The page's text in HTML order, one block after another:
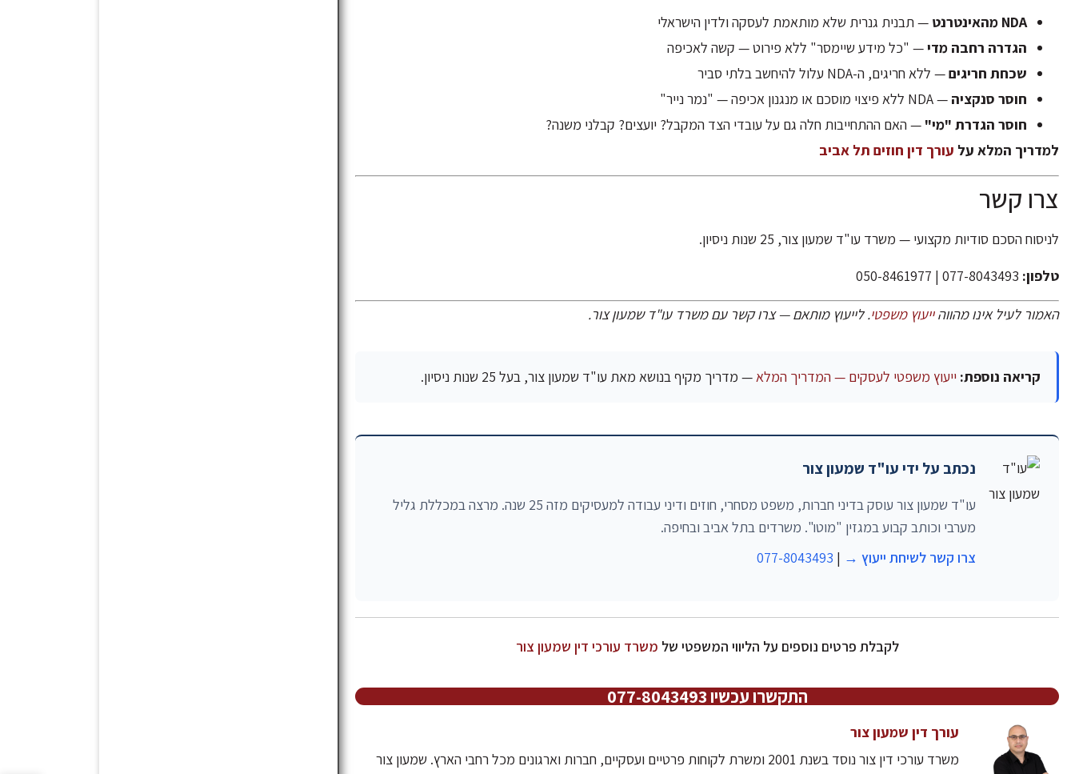
NDA מהאינטרנט
— תבנית גנרית שלא מותאמת לעסקה ולדין הישראלי
הגדרה רחבה מדי— "כל מידע שיימסר" ללא פירוט — קשה לאכיפה
שכחת חריגים— ללא חריגים, ה-NDA עלול להיחשב בלתי סביר
חוסר סנקציה — NDA ללא פיצוי מוסכם או מנגנון אכיפה — "נמר נייר"
חוסר הגדרת "מי" — האם ההתחייבות חלה גם על עובדי הצד המקבל? יועצים? קבלני משנה?
למדריך המלא על עורך דין חוזים תל אביב
צרו קשר
לניסוח הסכם סודיות מקצועי — משרד עו"ד שמעון צור, 25 שנות ניסיון.
טלפון:
האמור לעיל אינו מהווהייעוץ משפטי. לייעוץ מותאם — צרו קשר עם משרד עו"ד שמעון צור.
קריאה נוספת: ייעוץ משפטי לעסקים — המדריך המלא— מדריך מקיף בנושא מאת עו"ד שמעון צור, בעל 25 שנות ניסיון.
נכתב על ידי עו"ד שמעון צור
עו"ד שמעון צור עוסק בדיני חברות, משפט מסחרי, חוזים ודיני עבודה למעסיקים מזה 25 שנה. מרצה במכללת גליל
מערבי וכותב קבוע במגזין "מוטו". משרדים בתל אביב ובחיפה.
צרו קשר לשיחת ייעוץ → |
077-8043493
לקבלת פרטים נוספים על הליווי המשפטי של משרד עורכי דין שמעון צור
התקשרו עכשיו 077-8043493
עורך דין שמעון צור
משרד עורכי דין צור נוסד בשנת 2001 ומשרת לקוחות פרטיים ועסקיים, חברות וארגונים מכל רחבי הארץ. שמעון צור